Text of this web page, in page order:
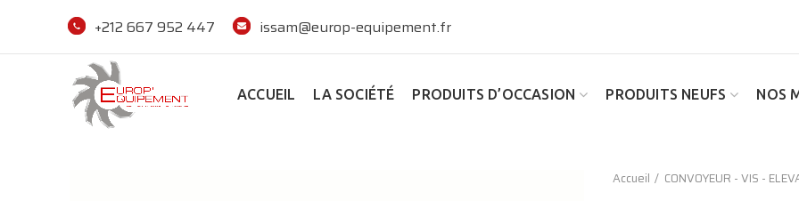
+212 667 952 447 issam@europ-equipement.fr
ACCUEIL LA SOCIÉTÉ PRODUITS D’OCCASION PRODUITS NEUFS NOS
Accueil CONVOYEUR - VIS -